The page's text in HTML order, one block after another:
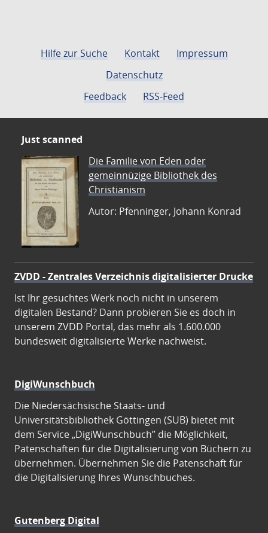
Hilfe zur Suche Kontakt
Impressum
Datenschutz
Feedback
RSS-Feed
Just scanned
Die Familie von Eden oder
gemeinnüzige Bibliothek des
Christianism
Autor: Pfenninger, Johann Konrad
ZVDD - Zentrales Verzeichnis digitalisierter Drucke
Ist Ihr gesuchtes Werk noch nicht in unserem
digitalen Bestand? Dann probieren Sie es doch in
unserem ZVDD Portal, das mehr als 1.600.000
bundesweit digitalisierte Werke nachweist.
DigiWunschbuch
Die Niedersächsische Staats- und
Universitätsbibliothek Göttingen (SUB) bietet mit
dem Service „DigiWunschbuch” die Möglichkeit,
Patenschaften für die Digitalisierung von Büchern zu
übernehmen. Übernehmen Sie die Patenschaft für
die Digitalisierung Ihres Wunschbuches.
Gutenberg Digital